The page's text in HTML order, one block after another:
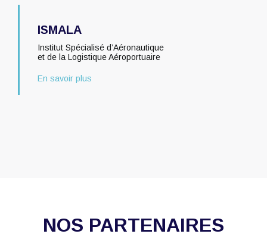
ISMALA
Institut Spécialisé d’Aéronautique
et de la Logistique Aéroportuaire
En savoir plus
NOS PARTENAIRES